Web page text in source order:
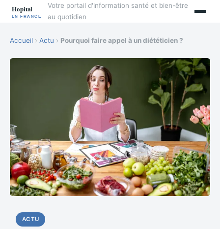
Votre portail d'information santé et bien-être
au quotidien
Accueil › Actu › Pourquoi faire appel à un diététicien ?
ACTU